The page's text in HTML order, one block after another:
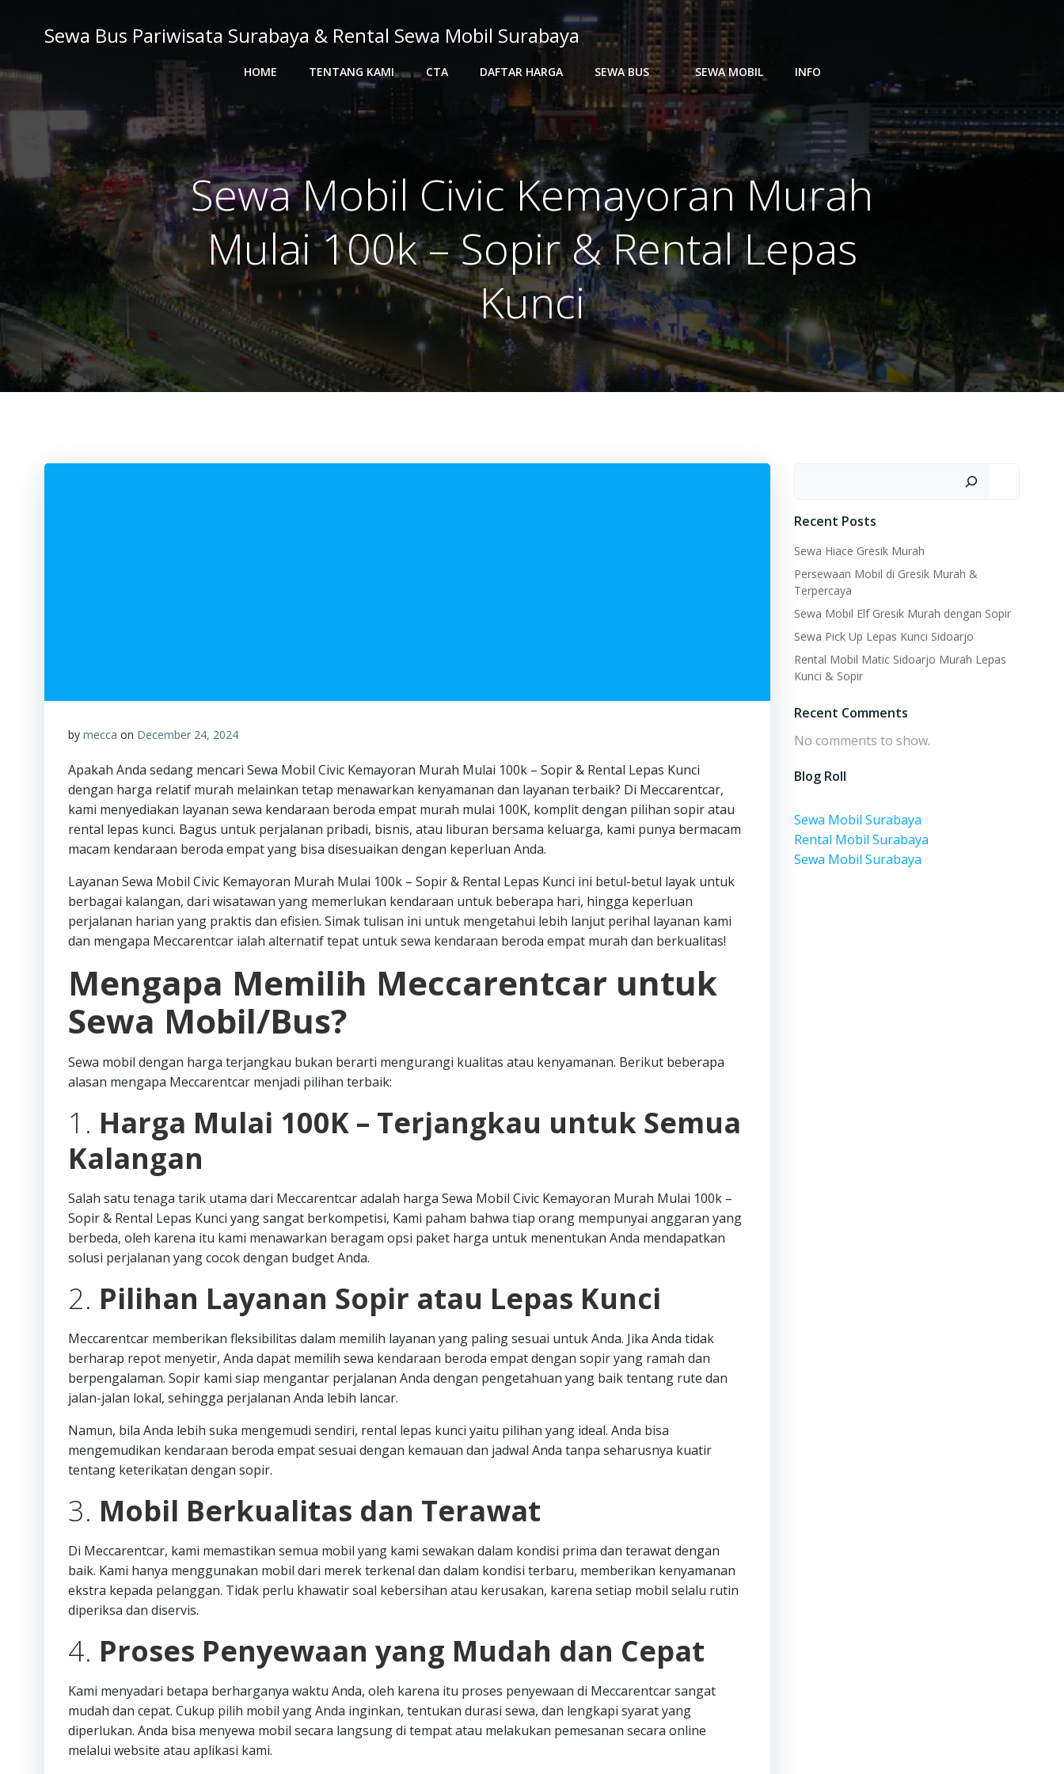
Sewa Bus Pariwisata Surabaya & Rental Sewa Mobil Surabaya
HOME TENTANG KAMI CTA DAFTAR HARGA SEWA BUS SEWA MOBIL INFO
Sewa Mobil Civic Kemayoran Murah
Mulai 100k – Sopir & Rental Lepas
Kunci
by mecca on December 24, 2024
Apakah Anda sedang mencari Sewa Mobil Civic Kemayoran Murah Mulai 100k – Sopir & Rental Lepas Kunci
dengan harga relatif murah melainkan tetap menawarkan kenyamanan dan layanan terbaik? Di Meccarentcar,
kami menyediakan layanan sewa kendaraan beroda empat murah mulai 100K, komplit dengan pilihan sopir atau
rental lepas kunci. Bagus untuk perjalanan pribadi, bisnis, atau liburan bersama keluarga, kami punya bermacam
macam kendaraan beroda empat yang bisa disesuaikan dengan keperluan Anda.
Layanan Sewa Mobil Civic Kemayoran Murah Mulai 100k – Sopir & Rental Lepas Kunci ini betul-betul layak untuk
berbagai kalangan, dari wisatawan yang memerlukan kendaraan untuk beberapa hari, hingga keperluan
perjalanan harian yang praktis dan efisien. Simak tulisan ini untuk mengetahui lebih lanjut perihal layanan kami
dan mengapa Meccarentcar ialah alternatif tepat untuk sewa kendaraan beroda empat murah dan berkualitas!
Mengapa Memilih Meccarentcar untuk
Sewa Mobil/Bus?
Sewa mobil dengan harga terjangkau bukan berarti mengurangi kualitas atau kenyamanan. Berikut beberapa
alasan mengapa Meccarentcar menjadi pilihan terbaik:
1. Harga Mulai 100K – Terjangkau untuk Semua
Kalangan
Salah satu tenaga tarik utama dari Meccarentcar adalah harga Sewa Mobil Civic Kemayoran Murah Mulai 100k –
Sopir & Rental Lepas Kunci yang sangat berkompetisi, Kami paham bahwa tiap orang mempunyai anggaran yang
berbeda, oleh karena itu kami menawarkan beragam opsi paket harga untuk menentukan Anda mendapatkan
solusi perjalanan yang cocok dengan budget Anda.
2. Pilihan Layanan Sopir atau Lepas Kunci
Meccarentcar memberikan fleksibilitas dalam memilih layanan yang paling sesuai untuk Anda. Jika Anda tidak
berharap repot menyetir, Anda dapat memilih sewa kendaraan beroda empat dengan sopir yang ramah dan
berpengalaman. Sopir kami siap mengantar perjalanan Anda dengan pengetahuan yang baik tentang rute dan
jalan-jalan lokal, sehingga perjalanan Anda lebih lancar.
Namun, bila Anda lebih suka mengemudi sendiri, rental lepas kunci yaitu pilihan yang ideal. Anda bisa
mengemudikan kendaraan beroda empat sesuai dengan kemauan dan jadwal Anda tanpa seharusnya kuatir
tentang keterikatan dengan sopir.
3. Mobil Berkualitas dan Terawat
Di Meccarentcar, kami memastikan semua mobil yang kami sewakan dalam kondisi prima dan terawat dengan
baik. Kami hanya menggunakan mobil dari merek terkenal dan dalam kondisi terbaru, memberikan kenyamanan
ekstra kepada pelanggan. Tidak perlu khawatir soal kebersihan atau kerusakan, karena setiap mobil selalu rutin
diperiksa dan diservis.
4. Proses Penyewaan yang Mudah dan Cepat
Kami menyadari betapa berharganya waktu Anda, oleh karena itu proses penyewaan di Meccarentcar sangat
mudah dan cepat. Cukup pilih mobil yang Anda inginkan, tentukan durasi sewa, dan lengkapi syarat yang
diperlukan. Anda bisa menyewa mobil secara langsung di tempat atau melakukan pemesanan secara online
melalui website atau aplikasi kami.
Recent Posts
Sewa Hiace Gresik Murah
Persewaan Mobil di Gresik Murah &
Terpercaya
Sewa Mobil Elf Gresik Murah dengan Sopir
Sewa Pick Up Lepas Kunci Sidoarjo
Rental Mobil Matic Sidoarjo Murah Lepas
Kunci & Sopir
Recent Comments
No comments to show.
Blog Roll
Sewa Mobil Surabaya
Rental Mobil Surabaya
Sewa Mobil Surabaya